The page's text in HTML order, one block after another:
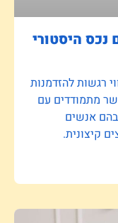
נכס היסטורי
רגשות להזדמנות
מתמודדים עם
אנשים
קיצונית.